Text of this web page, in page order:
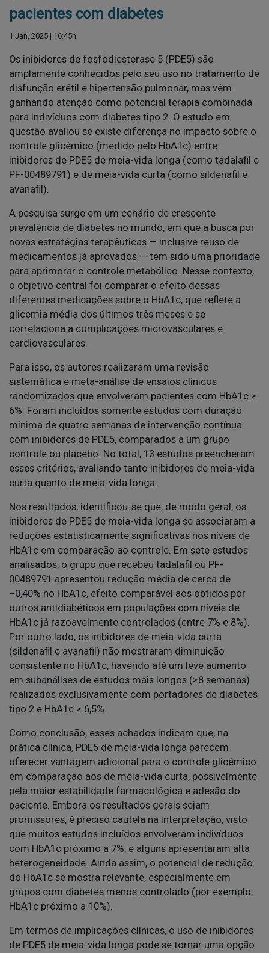
pacientes com diabetes
1 Jan, 2025 | 16:45h
Os inibidores de fosfodiesterase 5 (PDE5) são
amplamente conhecidos pelo seu uso no tratamento de
disfunção erétil e hipertensão pulmonar, mas vêm
ganhando atenção como potencial terapia combinada
para indivíduos com diabetes tipo 2. O estudo em
questão avaliou se existe diferença no impacto sobre o
controle glicêmico (medido pelo HbA1c) entre
inibidores de PDE5 de meia-vida longa (como tadalafil e
PF-00489791) e de meia-vida curta (como sildenafil e
avanafil).
A pesquisa surge em um cenário de crescente
prevalência de diabetes no mundo, em que a busca por
novas estratégias terapêuticas — inclusive reuso de
medicamentos já aprovados — tem sido uma prioridade
para aprimorar o controle metabólico. Nesse contexto,
o objetivo central foi comparar o efeito dessas
diferentes medicações sobre o HbA1c, que reflete a
glicemia média dos últimos três meses e se
correlaciona a complicações microvasculares e
cardiovasculares.
Para isso, os autores realizaram uma revisão
sistemática e meta-análise de ensaios clínicos
randomizados que envolveram pacientes com HbA1c ≥
6%. Foram incluídos somente estudos com duração
mínima de quatro semanas de intervenção contínua
com inibidores de PDE5, comparados a um grupo
controle ou placebo. No total, 13 estudos preencheram
esses critérios, avaliando tanto inibidores de meia-vida
curta quanto de meia-vida longa.
Nos resultados, identificou-se que, de modo geral, os
inibidores de PDE5 de meia-vida longa se associaram a
reduções estatisticamente significativas nos níveis de
HbA1c em comparação ao controle. Em sete estudos
analisados, o grupo que recebeu tadalafil ou PF-
00489791 apresentou redução média de cerca de
−0,40% no HbA1c, efeito comparável aos obtidos por
outros antidiabéticos em populações com níveis de
HbA1c já razoavelmente controlados (entre 7% e 8%).
Por outro lado, os inibidores de meia-vida curta
(sildenafil e avanafil) não mostraram diminuição
consistente no HbA1c, havendo até um leve aumento
em subanálises de estudos mais longos (≥8 semanas)
realizados exclusivamente com portadores de diabetes
tipo 2 e HbA1c ≥ 6,5%.
Como conclusão, esses achados indicam que, na
prática clínica, PDE5 de meia-vida longa parecem
oferecer vantagem adicional para o controle glicêmico
em comparação aos de meia-vida curta, possivelmente
pela maior estabilidade farmacológica e adesão do
paciente. Embora os resultados gerais sejam
promissores, é preciso cautela na interpretação, visto
que muitos estudos incluídos envolveram indivíduos
com HbA1c próximo a 7%, e alguns apresentaram alta
heterogeneidade. Ainda assim, o potencial de redução
do HbA1c se mostra relevante, especialmente em
grupos com diabetes menos controlado (por exemplo,
HbA1c próximo a 10%).
Em termos de implicações clínicas, o uso de inibidores
de PDE5 de meia-vida longa pode se tornar uma opção